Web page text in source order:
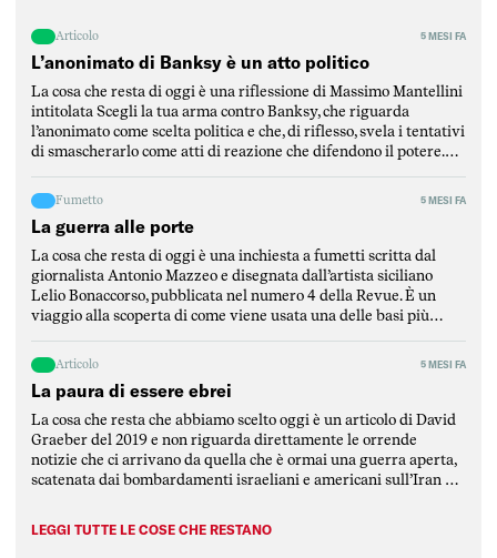
Articolo 5 MESI FA
L’anonimato di Banksy è un atto politico
La cosa che resta di oggi è una riflessione di Massimo Mantellini
intitolata Scegli la tua arma contro Banksy, che riguarda
l’anonimato come scelta politica e che, di riflesso, svela i tentativi
di smascherarlo come atti di reazione che difendono il potere.
puntualizzare l’elemento fondamentale […]
Fumetto 5 MESI FA
La guerra alle porte
La cosa che resta di oggi è una inchiesta a fumetti scritta dal
giornalista Antonio Mazzeo e disegnata dall’artista siciliano
Lelio Bonaccorso, pubblicata nel numero 4 della Revue. È un
viaggio alla scoperta di come viene usata una delle basi più
Sicilia. L’inchiesta è stata scritta […]
Articolo 5 MESI FA
La paura di essere ebrei
La cosa che resta che abbiamo scelto oggi è un articolo di David
Graeber del 2019 e non riguarda direttamente le orrende
notizie che ci arrivano da quella che è ormai una guerra aperta,
scatenata dai bombardamenti israeliani e americani sull’Iran e
LEGGI TUTTE LE COSE CHE RESTANO